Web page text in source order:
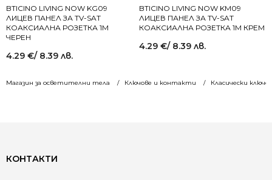
Магазин за осветителни тела Ключове и контакти Класически
BTICINO LIVING NOW KG09
ЛИЦЕВ ПАНЕЛ ЗА TV-SAT
КОАКСИАЛНА РОЗЕТКА 1M
ЧЕРЕН
4.29 €/ 8.39 лв.
BTICINO LIVING NOW KM09
ЛИЦЕВ ПАНЕЛ ЗА TV-SAT
КОАКСИАЛНА РОЗЕТКА 1M КРЕМ
4.29 €/ 8.39 лв.
КОНТАКТИ